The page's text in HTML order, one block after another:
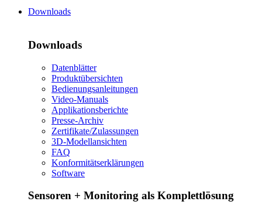
Downloads
Downloads
Datenblätter
Produktübersichten
Bedienungsanleitungen
Video-Manuals
Applikationsberichte
Presse-Archiv
Zertifikate/Zulassungen
3D-Modellansichten
FAQ
Konformitätserklärungen
Software
Sensoren + Monitoring als Komplettlösung